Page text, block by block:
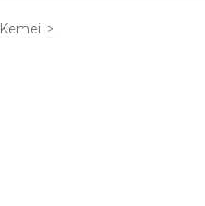
Kemei >